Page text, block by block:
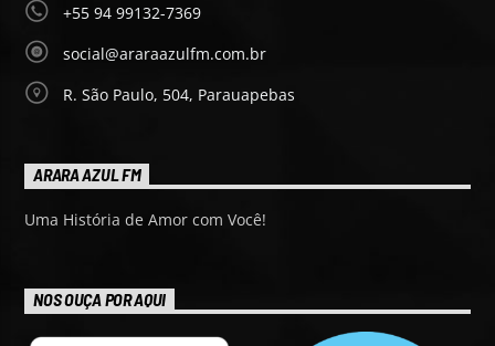
+55 94 99132-7369
social@araraazulfm.com.br
R. São Paulo, 504, Parauapebas
ARARA AZUL FM
Uma História de Amor com Você!
NOS OUÇA POR AQUI